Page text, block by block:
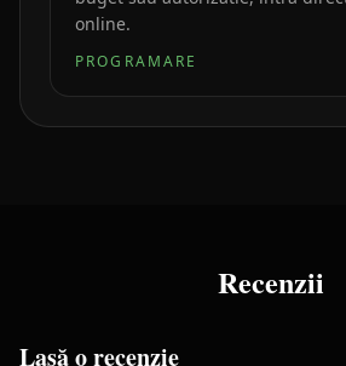
online.
PROGRAMARE
Recenzii
Lasă o recenzie